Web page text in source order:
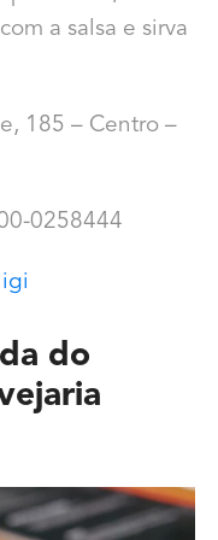
a salsa e sirva
185 – Centro –
0258444
do